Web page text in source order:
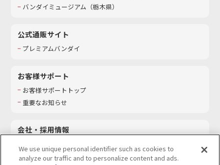
バンダイミュージアム（栃木県）
公式通販サイト
プレミアムバンダイ
お客様サポート
お客様サポートトップ
重要なお知らせ
会社・採用情報
採用情報
We use unique personal identifier such as cookies to
analyze our traffic and to personalize content and ads.